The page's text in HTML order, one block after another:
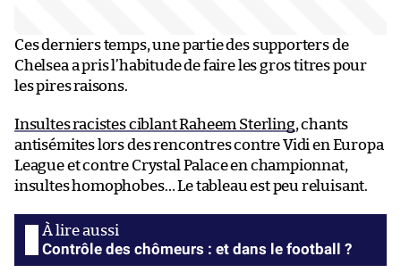
Ces derniers temps, une partie des supporters de
Chelsea a pris l’habitude de faire les gros titres pour
les pires raisons.
Insultes racistes ciblant Raheem Sterling, chants
antisémites lors des rencontres contre Vidi en Europa
League et contre Crystal Palace en championnat,
insultes homophobes… Le tableau est peu reluisant.
Contrôle des chômeurs : et dans le football ?